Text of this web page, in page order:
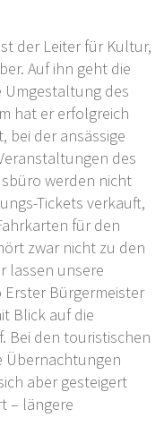
der Leiter für Kultur,
Auf ihn geht die
Umgestaltung des
hat er erfolgreich
bei der ansässige
des
werden nicht
Tickets verkauft,
für den
zwar nicht zu den
lassen unsere
Erster Bürgermeister
Blick auf die
Bei den touristischen
Übernachtungen
aber gesteigert
– längere